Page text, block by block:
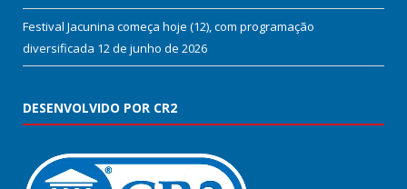
Festival Jacunina começa hoje (12), com programação
diversificada 12 de junho de 2026
DESENVOLVIDO POR CR2